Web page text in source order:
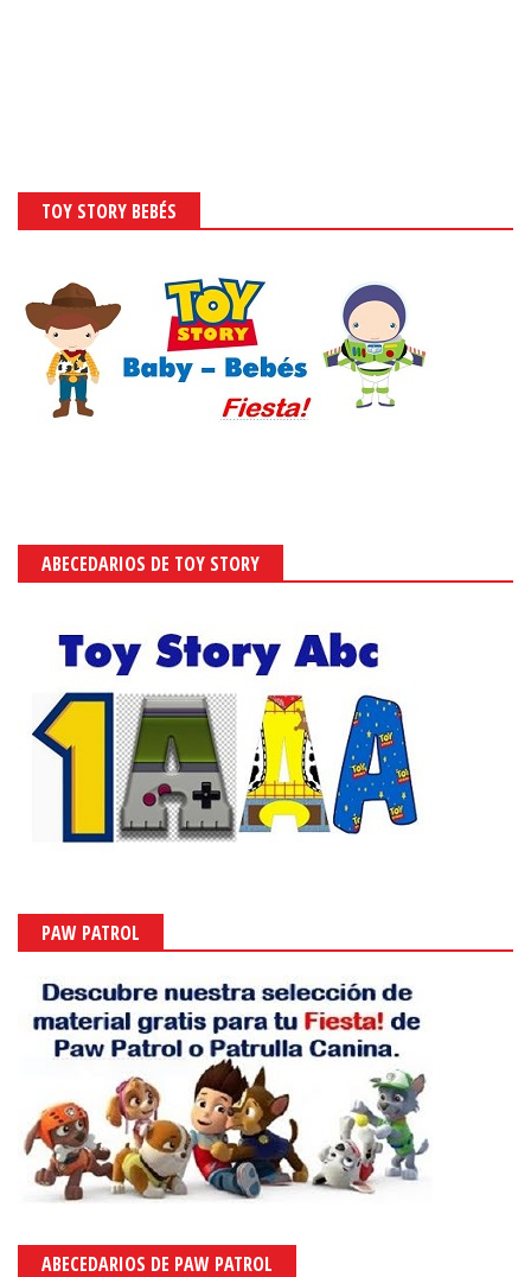
TOY STORY BEBÉS
ABECEDARIOS DE TOY STORY
PAW PATROL
ABECEDARIOS DE PAW PATROL